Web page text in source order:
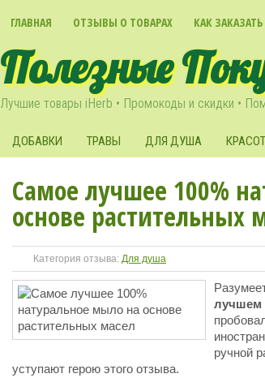
ГЛАВНАЯ ОТЗЫВЫ О ТОВАРАХ КАК ЗАКАЗАТЬ
Полезные
Лучшие товары iHerb • Промокоды и скидки •
ДОБАВКИ ТРАВЫ ДЛЯ ДУША
Самое лучшее 100%
основе растительных
Категория отзыва: Для душа
лучшем
ручной
уступают герою этого отзыва.